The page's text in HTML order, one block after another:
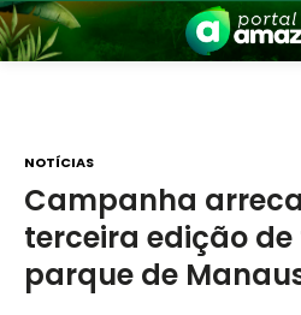
NOTÍCIAS
Campanha
terceira edição de
parque de